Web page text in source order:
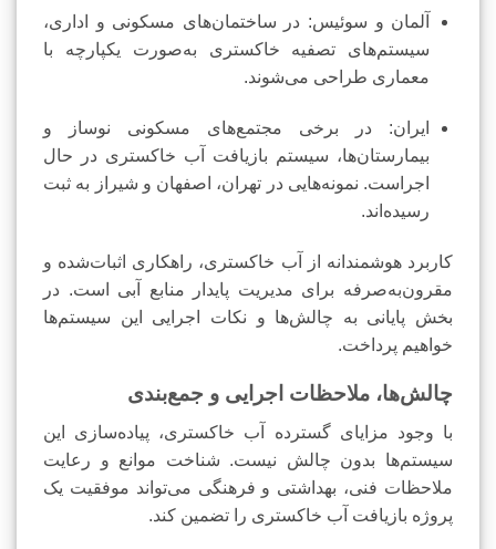
آلمان و سوئیس: در ساختمان‌های مسکونی و اداری،
سیستم‌های تصفیه خاکستری به‌صورت یکپارچه با
معماری طراحی می‌شوند.
ایران: در برخی مجتمع‌های مسکونی نوساز و
بیمارستان‌ها، سیستم بازیافت آب خاکستری در حال
اجراست. نمونه‌هایی در تهران، اصفهان و شیراز به ثبت
رسیده‌اند.
کاربرد هوشمندانه از آب خاکستری، راهکاری اثبات‌شده و
مقرون‌به‌صرفه برای مدیریت پایدار منابع آبی است. در
بخش پایانی به چالش‌ها و نکات اجرایی این سیستم‌ها
خواهیم پرداخت.
چالش‌ها، ملاحظات اجرایی و جمع‌بندی
با وجود مزایای گسترده آب خاکستری، پیاده‌سازی این
سیستم‌ها بدون چالش نیست. شناخت موانع و رعایت
ملاحظات فنی، بهداشتی و فرهنگی می‌تواند موفقیت یک
پروژه بازیافت آب خاکستری را تضمین کند.